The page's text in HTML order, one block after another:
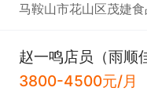
马鞍山市花山区茂婕食
赵一鸣店员（雨顺
3800-4500元/月